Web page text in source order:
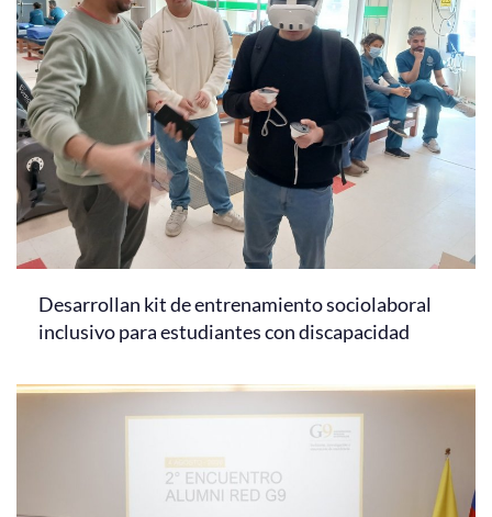
Desarrollan kit de entrenamiento sociolaboral
inclusivo para estudiantes con discapacidad